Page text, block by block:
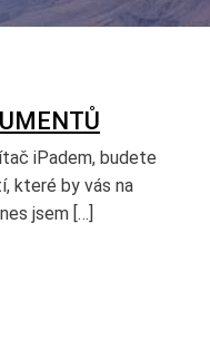
iPadem, budete
které by vás na
jsem […]